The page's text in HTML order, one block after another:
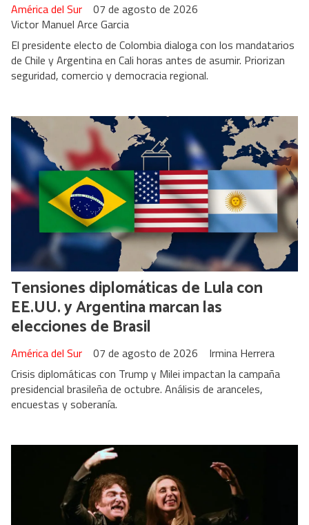
Victor Manuel Arce Garcia
América del Sur 07 de agosto de 2026
El presidente electo de Colombia dialoga con los mandatarios
de Chile y Argentina en Cali horas antes de asumir. Priorizan
seguridad, comercio y democracia regional.
Tensiones diplomáticas de Lula con
EE.UU. y Argentina marcan las
elecciones de Brasil
Irmina Herrera
América del Sur
07 de agosto de 2026
Crisis diplomáticas con Trump y Milei impactan la campaña
presidencial brasileña de octubre. Análisis de aranceles,
encuestas y soberanía.